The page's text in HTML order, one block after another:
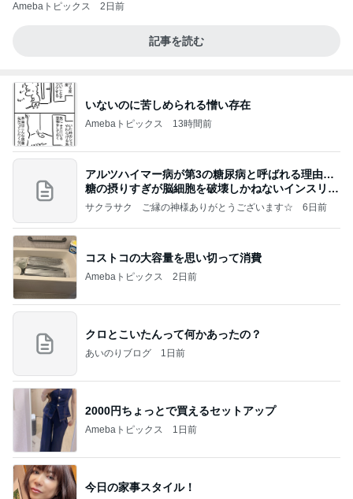
Amebaトピックス 2日前
記事を読む
いないのに苦しめられる憎い存在
Amebaトピックス 13時間前
アルツハイマー病が第3の糖尿病と呼ばれる理由…
糖の摂りすぎが脳細胞を破壊しかねないインスリン
の恐
サクラサク ご縁の神様ありがとうございます☆ 6日前
コストコの大容量を思い切って消費
Amebaトピックス 2日前
クロとこいたんって何かあったの？
あいのりブログ 1日前
2000円ちょっとで買えるセットアップ
Amebaトピックス 1日前
今日の家事スタイル！